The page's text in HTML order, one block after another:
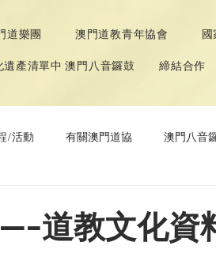
道樂團 澳門道教青年協會
產清單中 澳門八音鑼鼓 締結合作
/活動 有關澳門道協 澳門八音
道教文化資